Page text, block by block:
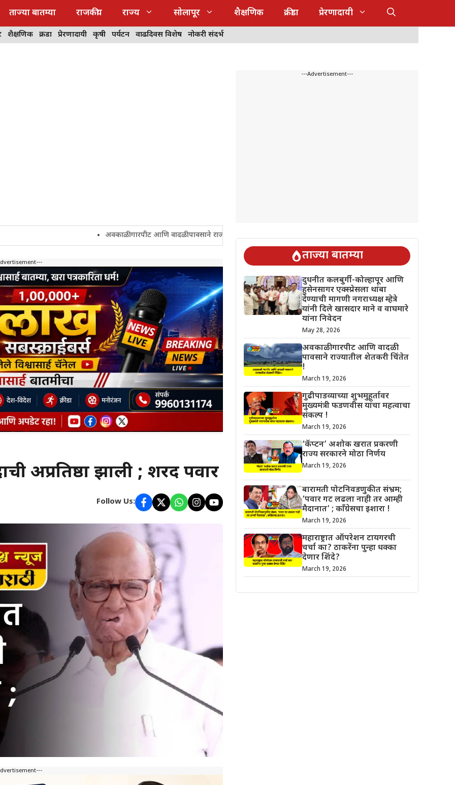
ताज्या बातम्या राजकीय राज्य सोलापूर शैक्षणिक क्रीडा प्रेरणादायी
शैक्षणिक क्रीडा प्रेरणादायी कृषी पर्यटन वाढदिवस विशेष नोकरी संदर्भ
अवकाळी गारपीट आणि वादळी पावसाने राज्यातील शेतकरी चिंतेत !
अप्रतिष्ठा झाली ; शरद पवार
Follow Us:
---Advertisement---
ताज्या बातम्या
दुधनीत कलबुर्गी-कोल्हापूर आणि
हुसेनसागर एक्स्प्रेसला थांबा
देण्याची मागणी नगराध्यक्ष म्हेत्रे
यांनी दिले खासदार माने व वाघमारे
यांना निवेदन
May 28, 2026
अवकाळी गारपीट आणि वादळी
पावसाने राज्यातील शेतकरी चिंतेत
!
March 19, 2026
गुढीपाडव्याच्या शुभमुहूर्तावर
मुख्यमंत्री फडणवीस यांचा महत्वाचा
संकल्प !
March 19, 2026
‘कॅप्टन’ अशोक खरात प्रकरणी
राज्य सरकारने मोठा निर्णय
March 19, 2026
बारामती पोटनिवडणुकीत संभ्रम;
‘पवार गट लढला नाही तर आम्ही
मैदानात’ ; काँग्रेसचा इशारा !
March 19, 2026
महाराष्ट्रात ऑपरेशन टायगरची
चर्चा का? ठाकरेंना पुन्हा धक्का
देणार शिंदे?
March 19, 2026